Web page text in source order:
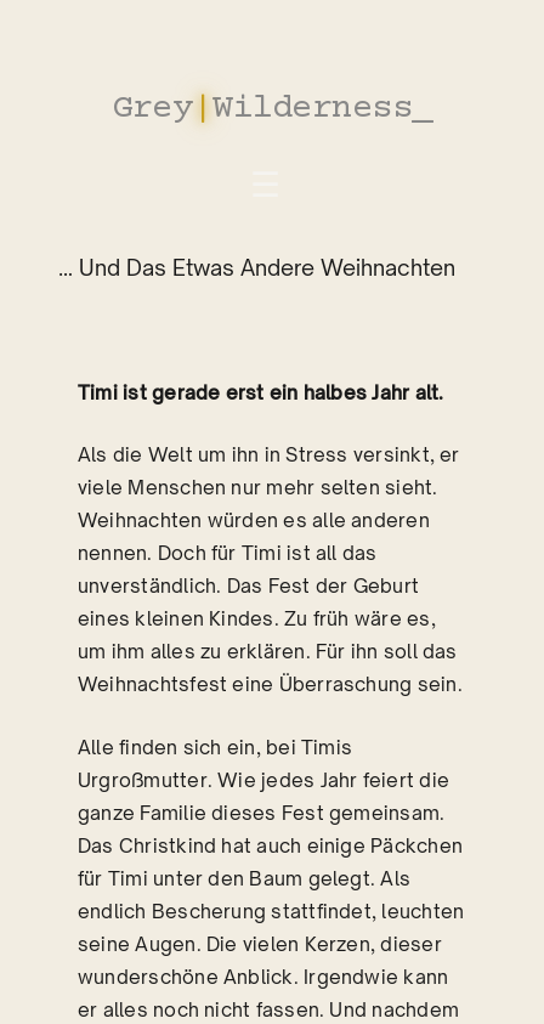
Grey|Wilderness
… Und Das Etwas Andere Weihnachten
Timi ist gerade erst ein halbes Jahr alt.
Als die Welt um ihn in Stress versinkt, er
viele Menschen nur mehr selten sieht.
Weihnachten würden es alle anderen
nennen. Doch für Timi ist all das
unverständlich. Das Fest der Geburt
eines kleinen Kindes. Zu früh wäre es,
um ihm alles zu erklären. Für ihn soll das
Weihnachtsfest eine Überraschung sein.
Alle finden sich ein, bei Timis
Urgroßmutter. Wie jedes Jahr feiert die
ganze Familie dieses Fest gemeinsam.
Das Christkind hat auch einige Päckchen
für Timi unter den Baum gelegt. Als
endlich Bescherung stattfindet, leuchten
seine Augen. Die vielen Kerzen, dieser
wunderschöne Anblick. Irgendwie kann
er alles noch nicht fassen. Und nachdem